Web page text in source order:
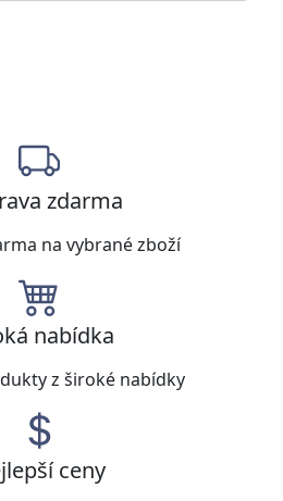
zdarma
na vybrané zboží
nabídka
z široké nabídky
ceny